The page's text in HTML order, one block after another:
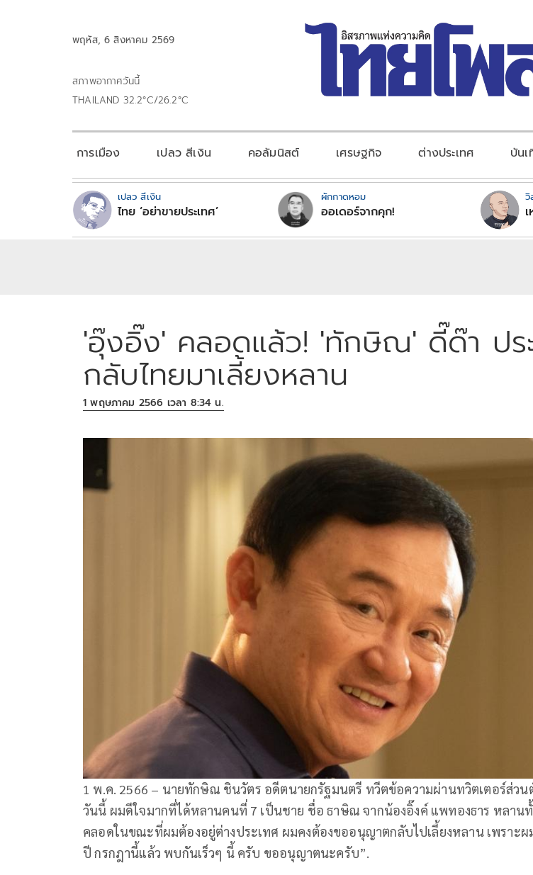
พฤหัส, 6 สิงหาคม 2569
สภาพอากาศวันนี้
THAILAND 32.2°C/26.2°C
การเมือง เปลว สีเงิน คอลัมนิสต์ เศรษฐกิจ ต่างประเทศ บัน
เปลว สีเงิน
ไทย ‘อย่าขายประเทศ’
ผักกาดหอม
ออเดอร์จากคุก!
วิ
'อุ๊งอิ๊ง' คลอดแล้ว! 'ทักษิณ' ดี๊ด๊า ปร
กลับไทยมาเลี้ยงหลาน
1 พฤษภาคม 2566 เวลา 8:34 น.
1 พ.ค. 2566 – นายทักษิณ ชินวัตร อดีตนายกรัฐมนตรี ทวีตข้อความผ่านทวิตเตอร์ส่วน
วันนี้ ผมดีใจมากที่ได้หลานคนที่ 7 เป็นชาย ชื่อ ธาษิณ จากน้องอิ๊งค์ แพทองธาร หลาน
คลอดในขณะที่ผมต้องอยู่ต่างประเทศ ผมคงต้องขออนุญาตกลับไปเลี้ยงหลาน เพราะผ
ปี กรกฎานี้แล้ว พบกันเร็วๆ นี้ ครับ ขออนุญาตนะครับ”.